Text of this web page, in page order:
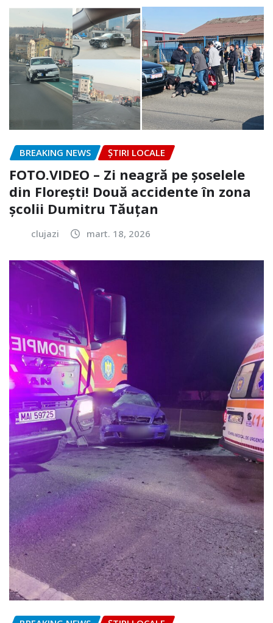
BREAKING NEWS ȘTIRI LOCALE
FOTO.VIDEO – Zi neagră pe șoselele
din Florești! Două accidente în zona
școlii Dumitru Tăuțan
clujazi mart. 18, 2026